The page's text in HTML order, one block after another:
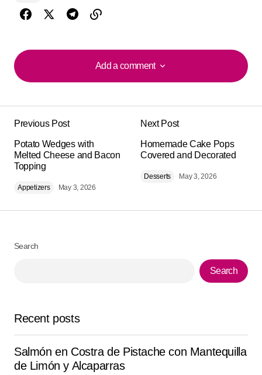
Add a comment
Add a comment
Required fields are marked*
Your Name
Save my name, email, and website in this browser for
the next time I comment.
Submit Comment
Previous Post
Potato Wedges with
Melted Cheese and Bacon
Topping
Appetizers May 3, 2026
Next Post
Homemade Cake Pops
Covered and Decorated
Desserts May 3, 2026
Search
Search
Recent posts
Salmón en Costra de Pistache con Mantequilla
de Limón y Alcaparras